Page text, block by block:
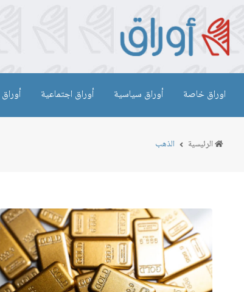
اوراق خاصة أوراق سياسية أوراق اجتماعية
الرئيسية الذهب